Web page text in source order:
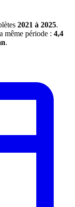
2021 à 2025.
même période : 4,4
.